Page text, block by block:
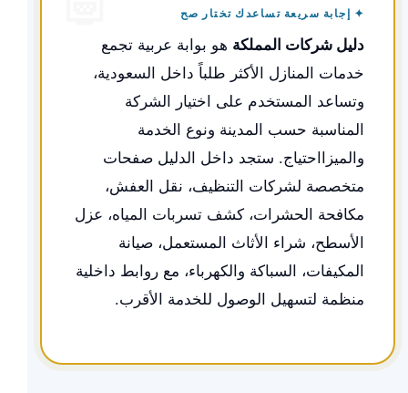
✦ إجابة سريعة تساعدك تختار صح
دليل شركات المملكة هو بوابة عربية تجمع
خدمات المنازل الأكثر طلباً داخل السعودية،
وتساعد المستخدم على اختيار الشركة
المناسبة حسب المدينة ونوع الخدمة
والميزااحتياج. ستجد داخل الدليل صفحات
متخصصة لشركات التنظيف، نقل العفش،
مكافحة الحشرات، كشف تسربات المياه، عزل
الأسطح، شراء الأثاث المستعمل، صيانة
المكيفات، السباكة والكهرباء، مع روابط داخلية
منظمة لتسهيل الوصول للخدمة الأقرب.